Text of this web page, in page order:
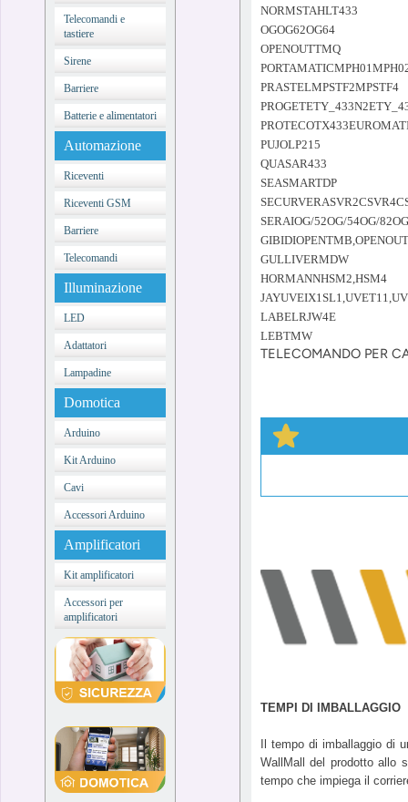
Telecomandi e
tastiere
Sirene
Barriere
Batterie e alimentatori
Automazione
Riceventi
Riceventi GSM
Barriere
Telecomandi
Illuminazione
LED
Adattatori
Lampadine
Domotica
Arduino
Kit Arduino
Cavi
Accessori Arduino
Amplificatori
Kit amplificatori
Accessori per
amplificatori
NORMSTAHLT433
OGOG62OG64
OPENOUTTMQ
PRASTELMPSTF2MPSTF4
PUJOLP215
QUASAR433
SEASMARTDP
SERAIOG/52OG/54OG/
GIBIDIOPENTMB,OPENOUT
GULLIVERMDW
HORMANNHSM2,HSM4
LABELRJW4E
LEBTMW
TELECOMANDO PER
TEMPI DI IMBALLAGGIO
Il tempo di imballaggio di
WallMall del prodotto allo
tempo che impiega il